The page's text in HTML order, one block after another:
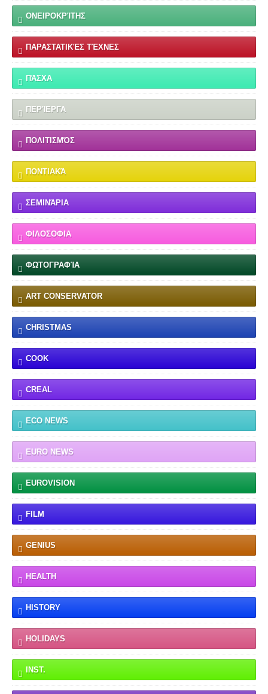
ΟΝΕΙΡΟΚΡΊΤΗΣ
ΠΑΡΑΣΤΑΤΙΚΈΣ ΤΈΧΝΕΣ
ΠΆΣΧΑ
ΠΕΡΊΕΡΓΑ
ΠΟΛΙΤΙΣΜΌΣ
ΠΟΝΤΙΑΚΆ
ΣΕΜΙΝΆΡΙΑ
ΦΙΛΟΣΟΦΙΑ
ΦΩΤΟΓΡΑΦΊΑ
ART CONSERVATOR
CHRISTMAS
COOK
CREAL
ECO NEWS
EURO NEWS
EUROVISION
FILM
GENIUS
HEALTH
HISTORY
HOLIDAYS
INST.